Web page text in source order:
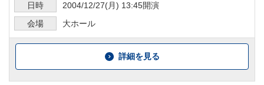
日時 2004/12/27(月) 13:45開演
会場
大ホール
詳細を見る